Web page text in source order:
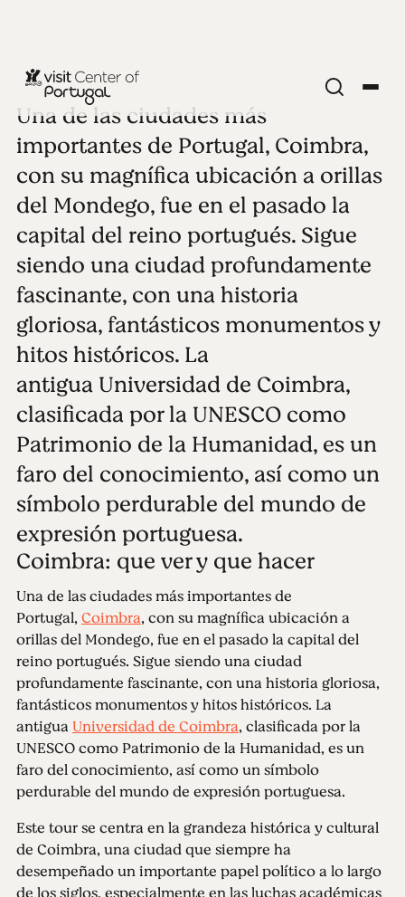
CIUDADES DEL INTERIOR
Coimbra
Ver todas las fotos Reproducir video
Una de las ciudades más
importantes de Portugal, Coimbra,
con su magnífica ubicación a orillas
del Mondego, fue en el pasado la
capital del reino portugués. Sigue
siendo una ciudad profundamente
fascinante, con una historia
gloriosa, fantásticos monumentos y
hitos históricos. La
antigua Universidad de Coimbra,
clasificada por la UNESCO como
Patrimonio de la Humanidad, es un
faro del conocimiento, así como un
símbolo perdurable del mundo de
expresión portuguesa.
Coimbra: que ver y que hacer
Una de las ciudades más importantes de
Portugal,Coimbra, con su magnífica ubicación a
orillas del Mondego, fue en el pasado la capital del
reino portugués. Sigue siendo una ciudad
profundamente fascinante, con una historia gloriosa,
fantásticos monumentos y hitos históricos. La
antigua Universidad de Coimbra, clasificada por la
UNESCO como Patrimonio de la Humanidad, es un
faro del conocimiento, así como un símbolo
perdurable del mundo de expresión portuguesa.
Este tour se centra en la grandeza histórica y cultural
de Coimbra, una ciudad que siempre ha
desempeñado un importante papel político a lo largo